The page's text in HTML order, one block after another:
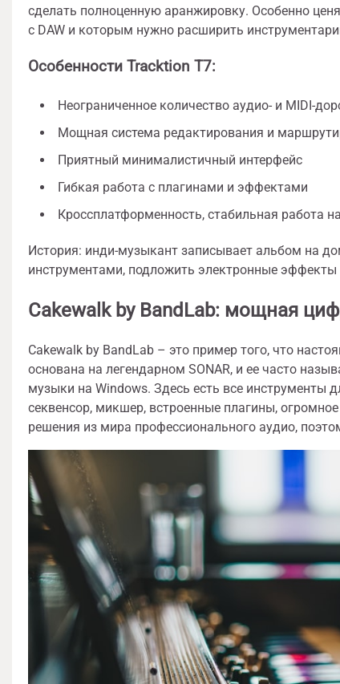
сделать полноценную аранжировку. Особенно
с DAW и которым нужно расширить
Особенности Tracktion T7:
Неограниченное количество аудио- и MIDI-
Мощная система редактирования и
Приятный минималистичный интерфейс
Гибкая работа с плагинами и эффектами
Кроссплатформенность, стабильная работа
История: инди-музыкант записывает альбом на
инструментами, подложить электронные эффекты
Cakewalk by BandLab: мощная
Cakewalk by BandLab – это пример того, что
основана на легендарном SONAR, и ее часто
музыки на Windows. Здесь есть все инструменты
секвенсор, микшер, встроенные плагины,
решения из мира профессионального аудио,